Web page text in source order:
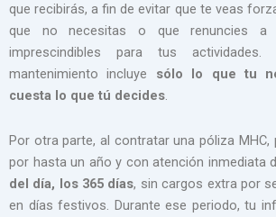
que recibirás, a fin de evitar que te veas
que no necesitas o que renuncies a
imprescindibles para tus
mantenimiento incluye sólo lo que tu
cuesta lo que tú decides.
Por otra parte, al contratar una póliza
por hasta un año y con atención inmediata
del día, los 365 días, sin cargos extra por
en días festivos. Durante ese periodo, tu